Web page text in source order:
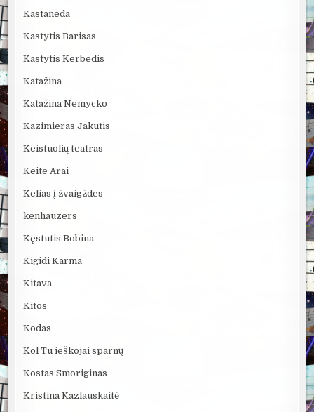
Kastaneda
Kastytis Barisas
Kastytis Kerbedis
Katažina
Katažina Nemycko
Kazimieras Jakutis
Keistuolių teatras
Keite Arai
Kelias į žvaigždes
kenhauzers
Kęstutis Bobina
Kigidi Karma
Kitava
Kitos
Kodas
Kol Tu ieškojai sparnų
Kostas Smoriginas
Kristina Kazlauskaitė